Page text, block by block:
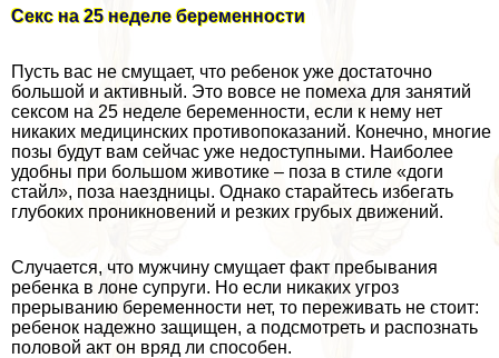
Сeкc на 25 неделе беременности
Пусть вас не смущает, что ребенок уже достаточно
большой и активный. Это вовсе не помеха для занятий
ceкcом на 25 неделе беременности, если к нему нет
никаких медицинских противопоказаний. Конечно, многие
позы будут вам сейчас уже недоступными. Наиболее
удобны при большом животике – поза в стиле «доги
стайл», поза наездницы. Однако старайтесь избегать
глубоких проникновений и резких грубых движений.
Случается, что мужчину смущает факт пребывания
ребенка в лоне супруги. Но если никаких угроз
прерыванию беременности нет, то переживать не стоит:
ребенок надежно защищен, а подсмотреть и распознать
пoлoвoй акт он вряд ли способен.